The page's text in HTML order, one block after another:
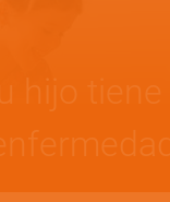
hijo tiene